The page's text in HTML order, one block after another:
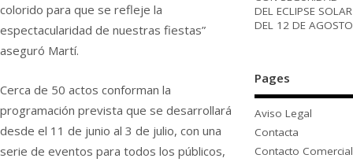
colorido para que se refleje la
espectacularidad de nuestras fiestas”
aseguró Martí.
Cerca de 50 actos conforman la
programación prevista que se desarrollará
desde el 11 de junio al 3 de julio, con una
serie de eventos para todos los públicos,
DEL ECLIPSE SOLAR
DEL 12 DE AGOSTO
Pages
Aviso Legal
Contacta
Contacto Comercial